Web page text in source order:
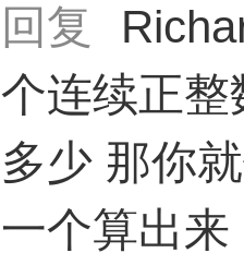
回复
个连续正
多少 那你
一个算出来